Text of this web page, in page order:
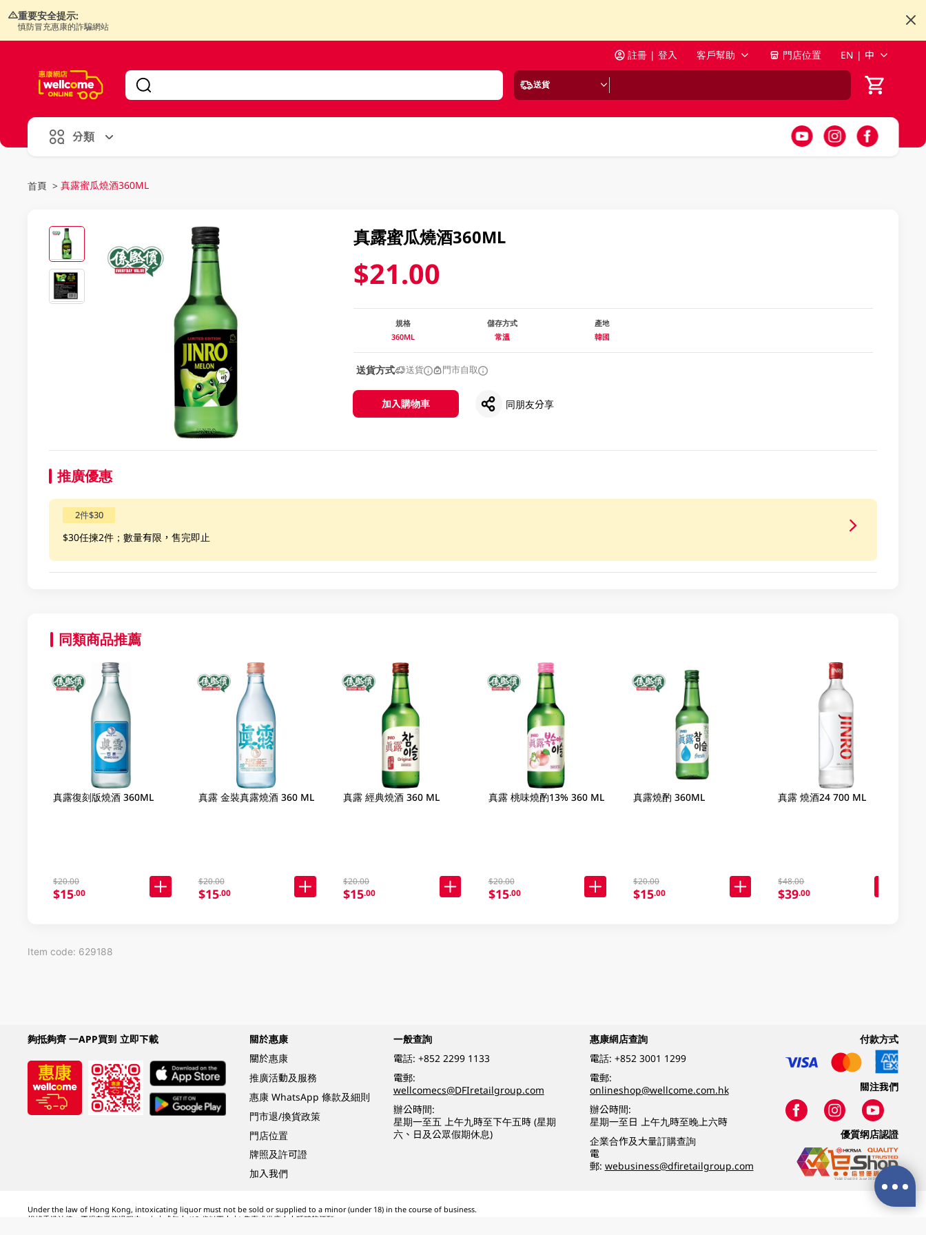
重要安全提示:
慎防冒充惠康的詐騙網站
註冊 | 登入 客戶幫助 門店位置 EN | 中
送貨
分類
首頁 > 真露蜜瓜燒酒360ML
真露蜜瓜燒酒360ML
$21.00
規格
360ML
儲存方式
常溫
產地
韓國
送貨方式 送貨 門市自取
加入購物車 同朋友分享
推廣優惠
2件$30
$30任揀2件；數量有限，售完即止
同類商品推薦
真露復刻版燒酒 360ML
$20.00
$15.00
真露 金裝真露燒酒 360 ML
$20.00
$15.00
真露 經典燒酒 360 ML
$20.00
$15.00
真露 桃味燒酌13% 360 ML
$20.00
$15.00
真露燒酌 360ML
$20.00
$15.00
真露 燒酒24 700 ML
$48.00
$39.00
Item code: 629188
夠抵夠齊 一APP買到 立即下載
關於惠康
關於惠康
推廣活動及服務
惠康 WhatsApp 條款及細則
門市退/換貨政策
門店位置
牌照及許可證
加入我們
一般查詢
電話: +852 2299 1133
電郵:
wellcomecs@DFIretailgroup.com
辦公時間:
星期一至五 上午九時至下午五時 (星期
六、日及公眾假期休息)
惠康網店查詢
電話: +852 3001 1299
電郵:
onlineshop@wellcome.com.hk
辦公時間:
星期一至日 上午九時至晚上六時
企業合作及大量訂購查詢
電
郵: webusiness@dfiretailgroup.com
付款方式
關注我們
優質纲店認證
Under the law of Hong Kong, intoxicating liquor must not be sold or supplied to a minor (under 18) in the course of business.
根據香港法律，不得在業務過程中，向未成年人 (18 歲以下人士) 售賣或供應令人醺醉的酒類。